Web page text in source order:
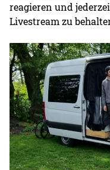
reagieren und
Livestream zu